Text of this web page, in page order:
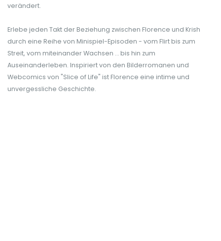
verändert.
Erlebe jeden Takt der Beziehung zwischen Florence und Krish
durch eine Reihe von Minispiel-Episoden - vom Flirt bis zum
Streit, vom miteinander Wachsen … bis hin zum
Auseinanderleben. Inspiriert von den Bilderromanen und
Webcomics von "Slice of Life" ist Florence eine intime und
unvergessliche Geschichte.